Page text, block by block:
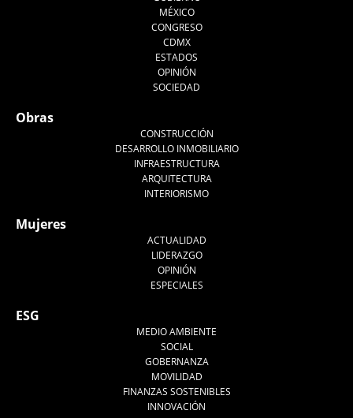
MÉXICO
CONGRESO
CDMX
ESTADOS
OPINIÓN
SOCIEDAD
Obras
CONSTRUCCIÓN
DESARROLLO INMOBILIARIO
INFRAESTRUCTURA
ARQUITECTURA
INTERIORISMO
Mujeres
ACTUALIDAD
LIDERAZGO
OPINIÓN
ESPECIALES
ESG
MEDIO AMBIENTE
SOCIAL
GOBERNANZA
MOVILIDAD
FINANZAS SOSTENIBLES
INNOVACIÓN